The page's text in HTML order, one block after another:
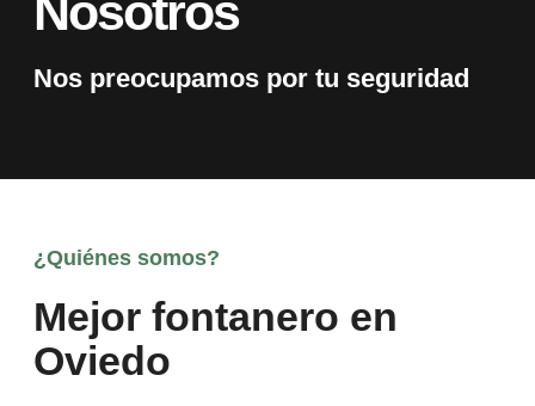
Nosotros
Nos preocupamos por tu seguridad
¿Quiénes somos?
Mejor fontanero en
Oviedo